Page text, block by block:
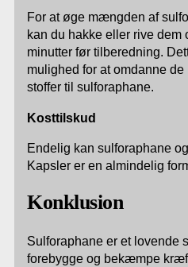
For at øge mængden af
kan du hakke eller rive dem
minutter før tilberedning.
mulighed for at omdanne
stoffer til sulforaphane.
Kosttilskud
Endelig kan sulforaphane
Kapsler er en almindelig
Konklusion
Sulforaphane er et lovende
forebygge og bekæmpe